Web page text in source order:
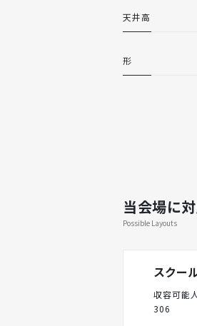
天井高
形
当会場に
Possible Layouts
スクー
収容可能
306